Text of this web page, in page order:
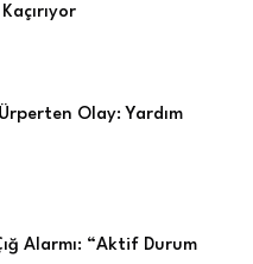
Olay: Yardım
Alarmı: “Aktif Durum